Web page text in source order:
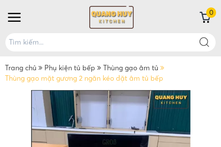
0
Trang chủ Phụ kiện tủ bếp
Thùng gạo âm tủ
Thùng gạo mặt gương 2 ngăn kéo đặt âm tủ bếp